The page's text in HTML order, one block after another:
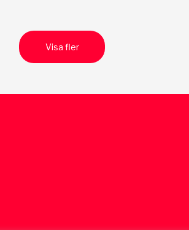
Visa fler